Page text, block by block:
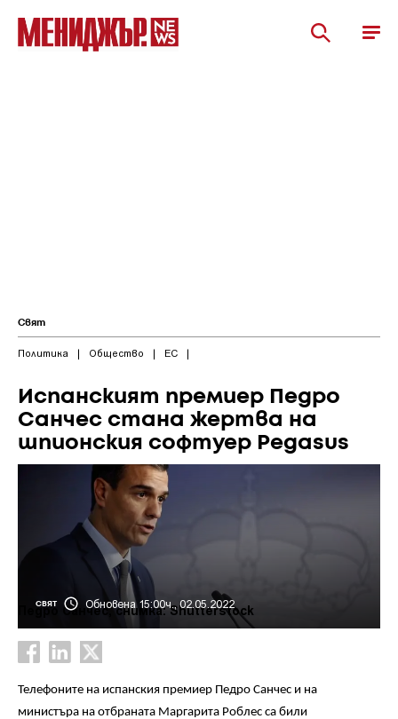
Свят
Политика | Общество | ЕС |
Испанският премиер Педро
Санчес стана жертва на
шпионския софтуер Pegasus
СВЯТ Обновена 15:00ч., 02.05.2022
Педро Санчес, снимка: Shutterstock
Телефоните на испанския премиер Педро Санчес и на
министъра на отбраната Маргарита Роблес са били